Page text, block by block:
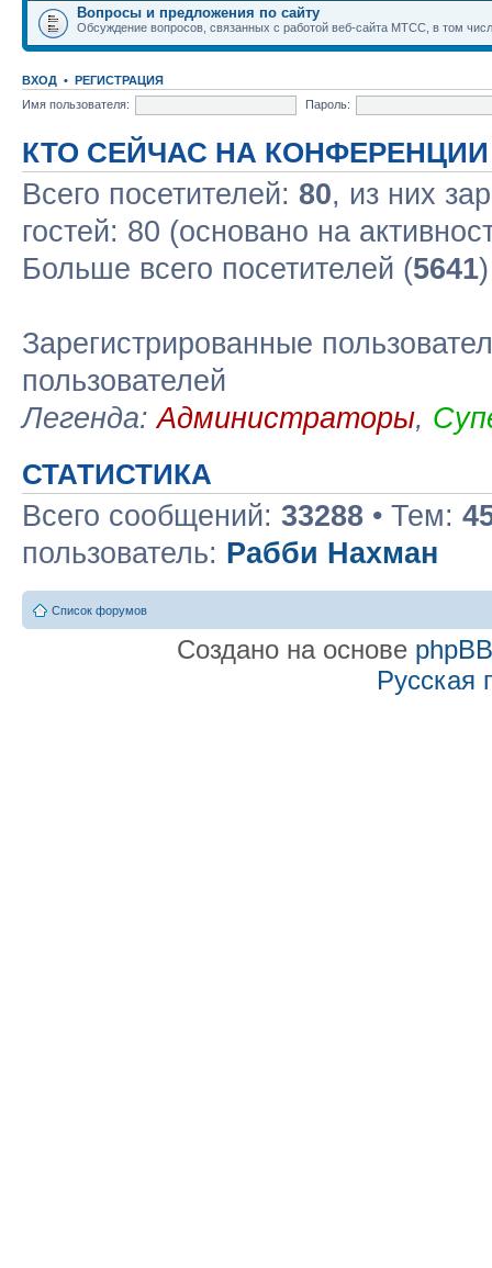
Вопросы и предложения по сайту
Обсуждение вопросов, связанных с работой веб-сайта МТСС, в том
ВХОД • РЕГИСТРАЦИЯ
Имя пользователя:
Пароль:
КТО СЕЙЧАС НА КОНФЕРЕНЦИИ
Всего посетителей: 80, из них
гостей: 80 (основано на
Больше всего посетителей (5641
Зарегистрированные
пользователей
Легенда:Администраторы,
СТАТИСТИКА
Всего сообщений: 33288 • Тем:
пользователь: Рабби Нахман
Список форумов
Создано на основе phpBB
Русская